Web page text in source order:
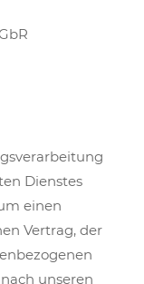
Dienstes
einen
Vertrag, der
unseren